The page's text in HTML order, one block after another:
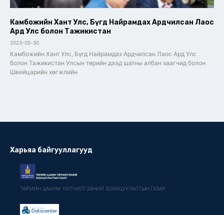
Камбожийн Хант Улс, Бүгд Найрамдах Ардчилсан Лаос
Ард Улс болон Тажикистан
2023-05-30
Камбожийн Хант Улс, Бүгд Найрамдах Ардчилсан Лаос Ард Улс
болон Тажикистан Улсын төрийн дээд шатны албан хаагчид болон
Швейцарийн хөгжлийн
Харьяа байгууллагууд
ТӨРИЙН ЦАХИМ ҮЙЛЧИЛГЭЭНИЙ ЗОХИЦУУЛАЛТЫН ГАЗАР